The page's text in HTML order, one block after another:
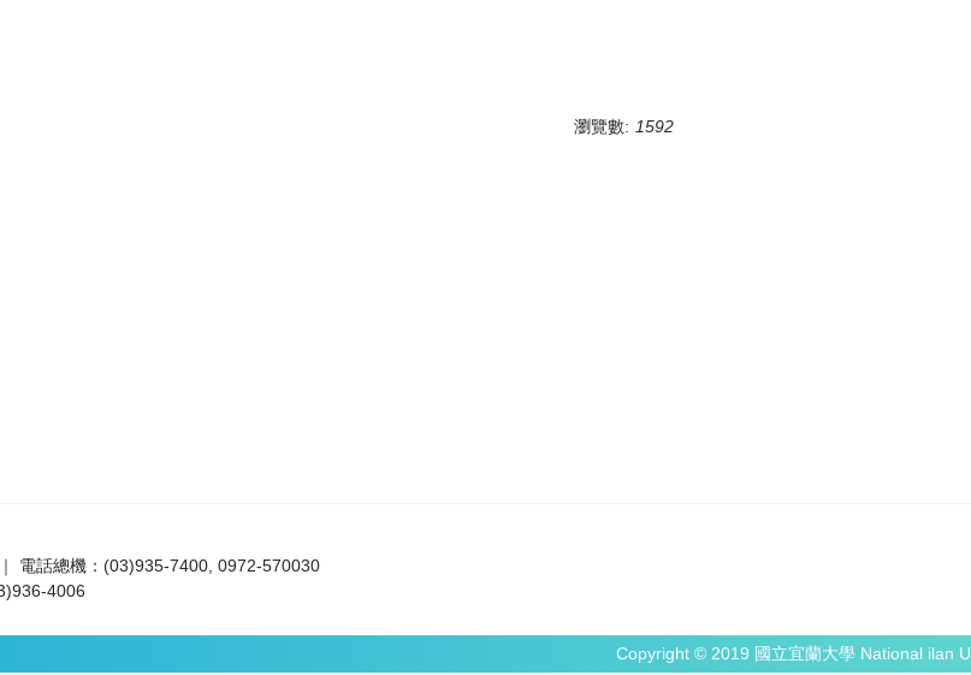
瀏覽數: 1592
電話總機：(03)935-7400, 0972-570030
4006
Copyright © 2019 國立宜蘭大學 National ilan